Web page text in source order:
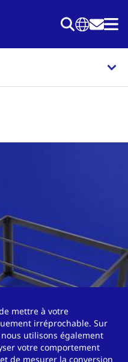
pour les
combustion
mettre à votre
irréprochable. Sur
utilisons également
votre comportement
de mesurer la conversion